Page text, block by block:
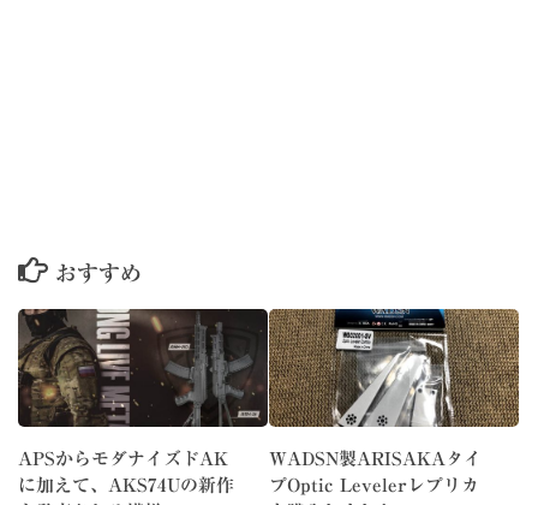
おすすめ
APSからモダナイズドAK
に加えて、AKS74Uの新作
WADSN製ARISAKAタイ
プOptic Levelerレプリカ